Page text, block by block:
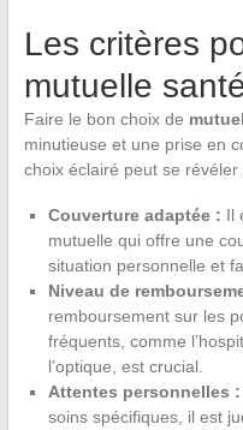
Les critères
mutuelle
Faire le bon choix de
minutieuse et une prise en
choix éclairé peut se
Couverture adaptée : Il
mutuelle qui offre une
situation personnelle et
Niveau de
remboursement sur les
fréquents, comme
l’optique, est crucial.
Attentes personnelles :
soins spécifiques, il est